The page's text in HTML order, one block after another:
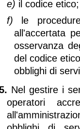
e) il codice etico;
f)
le
all'accertata
osservanza
del codice
obblighi di
Nel gestire i
operatori